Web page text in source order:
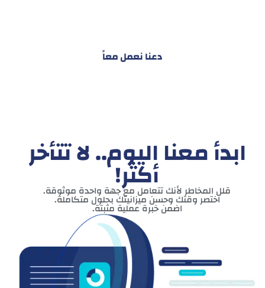
دعنا نعمل معاً
ابدأ معنا اليوم.. لا تتأخر
أكثر!
قلل المخاطر لأنك تتعامل مع جهة واحدة موثوقة.
اختصر وقتك وحسن ميزانيتك بحلول متكاملة.
اضمن خبرة عملية مثبتة.